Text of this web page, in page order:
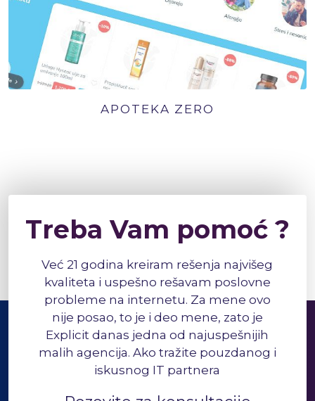
APOTEKA ZERO
Treba Vam pomoć ?
Već 21 godina kreiram rešenja najvišeg
kvaliteta i uspešno rešavam poslovne
probleme na internetu. Za mene ovo
nije posao, to je i deo mene, zato je
Explicit danas jedna od najuspešnijih
malih agencija. Ako tražite pouzdanog i
iskusnog IT partnera